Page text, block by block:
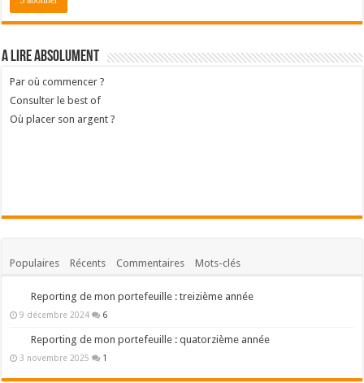
A lire absolument
Par où commencer ?
Consulter le best of
Où placer son argent ?
Populaires Récents Commentaires Mots-clés
Reporting de mon portefeuille : treizième année
9 décembre 2024 6
Reporting de mon portefeuille : quatorzième année
3 novembre 2025 1